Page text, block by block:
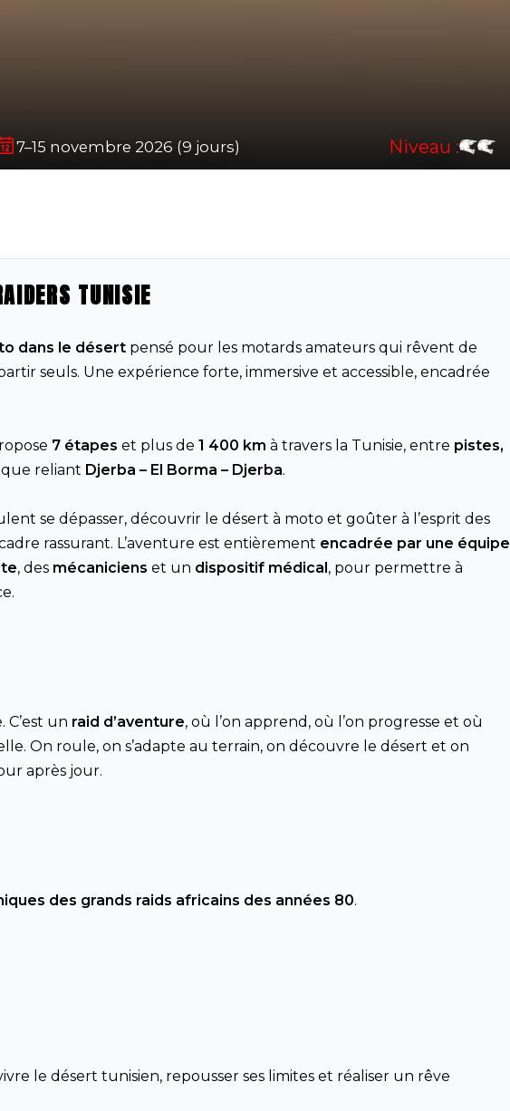
7–15 novembre 2026 (9 jours) Niveau :
TUNISIE
dans le désert pensé pour les motards amateurs qui rêvent de
seuls. Une expérience forte, immersive et accessible, encadrée
7 étapes et plus de 1 400 km à travers la Tunisie, entre pistes,
reliant Djerba – El Borma – Djerba.
se dépasser, découvrir le désert à moto et goûter à l’esprit des
rassurant. L’aventure est entièrement encadrée par une équipe
, des mécaniciens et un dispositif médical , pour permettre à
C’est un raid d’aventure, où l’on apprend, où l’on progresse et où
On roule, on s’adapte au terrain, on découvre le désert et on
après jour.
des grands raids africains des années 80.
le désert tunisien, repousser ses limites et réaliser un rêve